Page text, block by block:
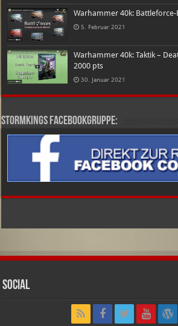
Warhammer 40k:
5. Februar 2021
Warhammer 40k: Taktik –
2000 pts
30. Januar 2021
Stormkings Facebookgruppe:
Social